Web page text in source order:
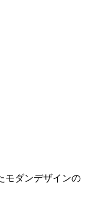
モダンデザインの